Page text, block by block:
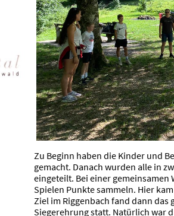
Zu Beginn haben die Kinder und
gemacht. Danach wurden alle in
eingeteilt. Bei einer
Spielen Punkte sammeln. Hier
Ziel im Riggenbach fand dann
Siegerehrung statt. Natürlich war